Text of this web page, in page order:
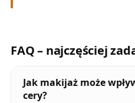
FAQ – najczęściej
Jak makijaż może
cery?